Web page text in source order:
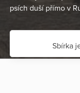
psích duší přímo v
Sbírka